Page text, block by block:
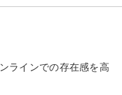
ラインでの存在感を高